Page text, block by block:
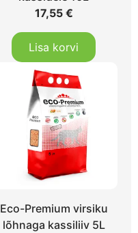
17,55 €
Lisa korvi
Eco-Premium virsiku
lõhnaga kassiliiv 5L